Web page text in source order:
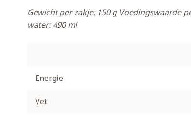
Gewicht per zakje: 150 gVoedingswaarde
water: 490 ml
Energie
Vet